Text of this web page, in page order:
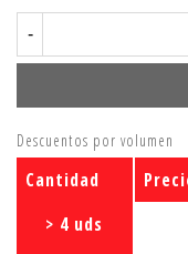
-
Descuentos por volumen
Cantidad
> 4 uds